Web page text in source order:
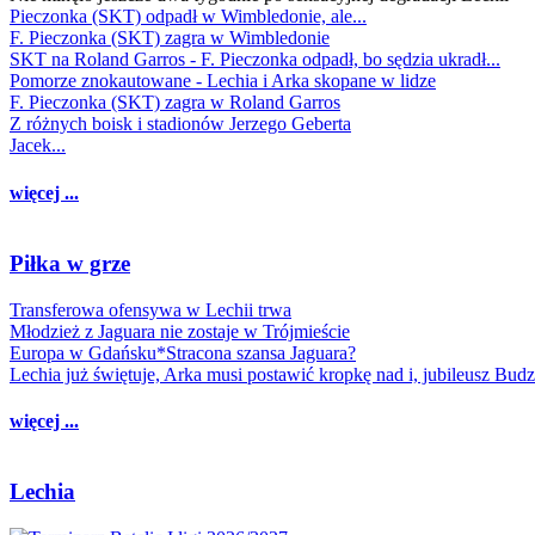
Pieczonka (SKT) odpadł w Wimbledonie, ale...
F. Pieczonka (SKT) zagra w Wimbledonie
SKT na Roland Garros - F. Pieczonka odpadł, bo sędzia ukradł...
Pomorze znokautowane - Lechia i Arka skopane w lidze
F. Pieczonka (SKT) zagra w Roland Garros
Z różnych boisk i stadionów Jerzego Geberta
Jacek...
więcej ...
Piłka w grze
Transferowa ofensywa w Lechii trwa
Młodzież z Jaguara nie zostaje w Trójmieście
Europa w Gdańsku*Stracona szansa Jaguara?
Lechia już świętuje, Arka musi postawić kropkę nad i, jubileusz
więcej ...
Lechia